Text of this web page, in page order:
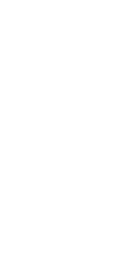
게 개인정보를 공유할
드리고 동의를 구하는
니다.
특정 개인을 식별할 수
요청이 있는 경우
관련기관의 요청이 있
필요한 경우
영원칙을 위반한 경우
하여 개인정보를 공개해
경우